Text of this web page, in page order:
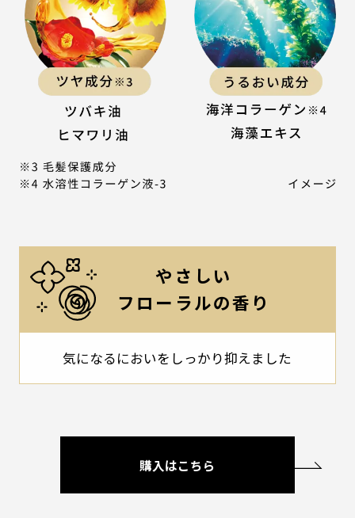
やさしい
フローラルの香り
気になるにおいをしっかり抑えました
購入はこちら